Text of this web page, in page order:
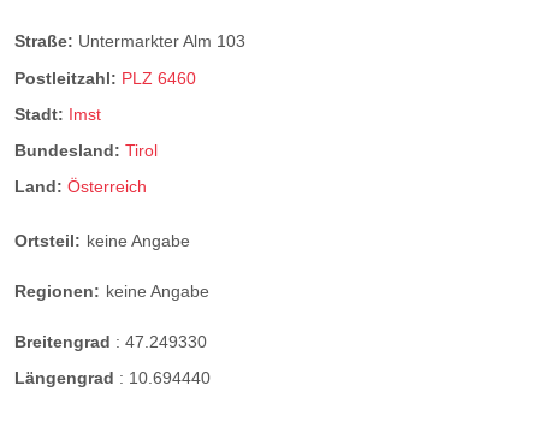
Straße: Untermarkter Alm 103
Postleitzahl: PLZ 6460
Stadt: Imst
Bundesland: Tirol
Land: Österreich
Ortsteil: keine Angabe
Regionen: keine Angabe
Breitengrad : 47.249330
Längengrad : 10.694440